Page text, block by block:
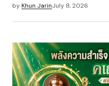
byKhun JarinJuly 8, 2026